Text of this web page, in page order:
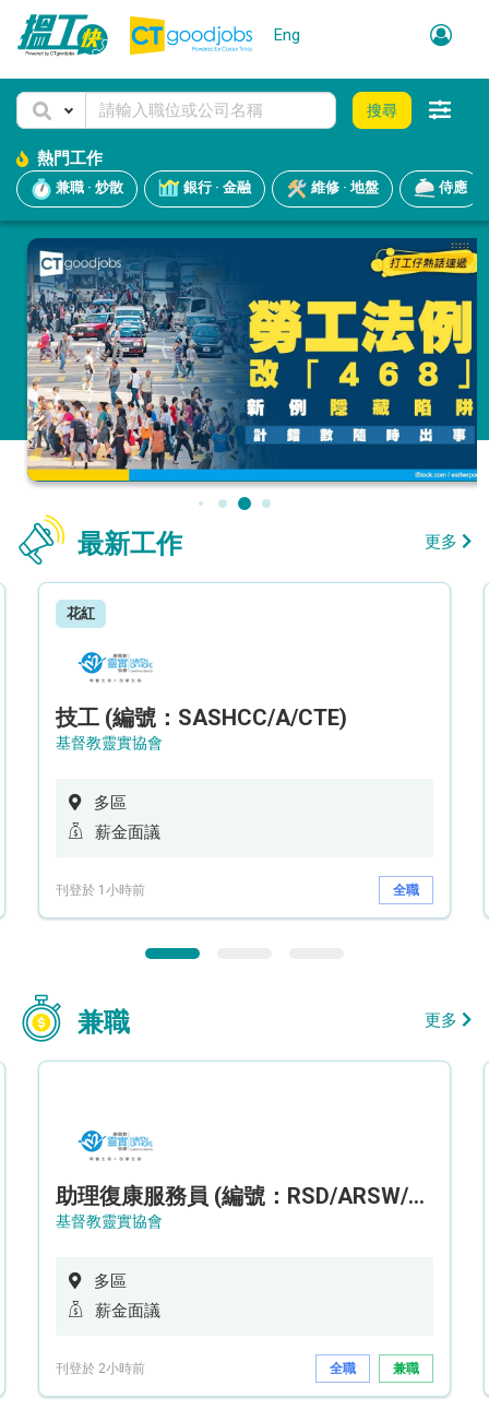
Eng
搜尋
熱門工作
兼職 · 炒散 銀行 · 金融 維修 · 地盤 侍應
最新工作 更多
花紅
技工 (編號：SASHCC/A/CTE)
基督教靈實協會
多區
薪金面議
刊登於 1小時前 全職
兼職 更多
助理復康服務員 (編號：RSD/ARSW/CTE)
基督教靈實協會
多區
薪金面議
刊登於 2小時前 全職 兼職